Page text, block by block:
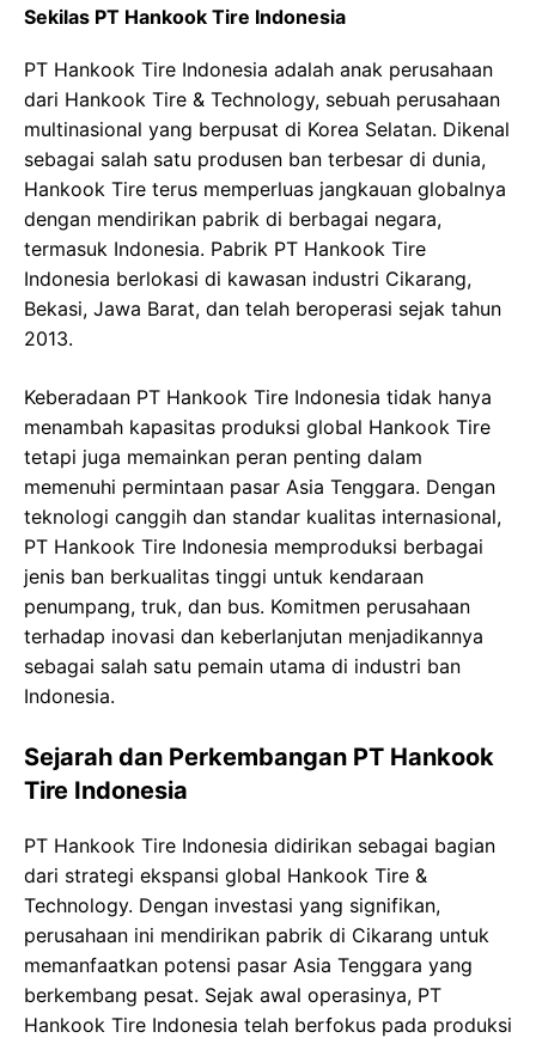
Sekilas PT Hankook Tire Indonesia
PT Hankook Tire Indonesia adalah anak perusahaan
dari Hankook Tire & Technology, sebuah perusahaan
multinasional yang berpusat di Korea Selatan. Dikenal
sebagai salah satu produsen ban terbesar di dunia,
Hankook Tire terus memperluas jangkauan globalnya
dengan mendirikan pabrik di berbagai negara,
termasuk Indonesia. Pabrik PT Hankook Tire
Indonesia berlokasi di kawasan industri Cikarang,
Bekasi, Jawa Barat, dan telah beroperasi sejak tahun
2013.
Keberadaan PT Hankook Tire Indonesia tidak hanya
menambah kapasitas produksi global Hankook Tire
tetapi juga memainkan peran penting dalam
memenuhi permintaan pasar Asia Tenggara. Dengan
teknologi canggih dan standar kualitas internasional,
PT Hankook Tire Indonesia memproduksi berbagai
jenis ban berkualitas tinggi untuk kendaraan
penumpang, truk, dan bus. Komitmen perusahaan
terhadap inovasi dan keberlanjutan menjadikannya
sebagai salah satu pemain utama di industri ban
Indonesia.
Sejarah dan Perkembangan PT Hankook
Tire Indonesia
PT Hankook Tire Indonesia didirikan sebagai bagian
dari strategi ekspansi global Hankook Tire &
Technology. Dengan investasi yang signifikan,
perusahaan ini mendirikan pabrik di Cikarang untuk
memanfaatkan potensi pasar Asia Tenggara yang
berkembang pesat. Sejak awal operasinya, PT
Hankook Tire Indonesia telah berfokus pada produksi